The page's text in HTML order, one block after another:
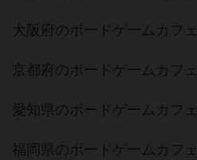
大阪府のボードゲームカフェ
京都府のボードゲームカフェ
愛知県のボードゲームカフェ
福岡県のボードゲームカフェ